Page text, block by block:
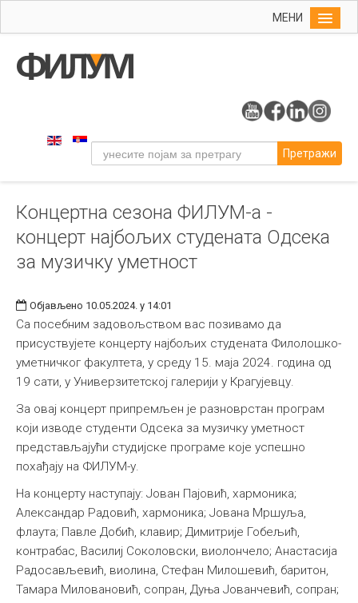
МЕНИ
Упис
Уметност
Музичка уметност
Примењена и ликовна уметност
Галерија
Библиотека
Студенти
Међународна
Претражи
Концертна сезона ФИЛУМ-а -
концерт најбољих студената Одсека
за музичку уметност
Објављено 10.05.2024. у 14:01
Са посебним задовољством вас позивамо да
присуствујете концерту најбољих студената Филолошко-
уметничког факултета, у среду 15. маја 2024. година од
19 сати, у Универзитетској галерији у Крагујевцу.
За овај концерт припремљен је разноврстан програм
који изводе студенти Одсека за музичку уметност
представљајући студијске програме које успешно
похађају на ФИЛУМ-у.
На концерту наступају: Јован Пајовић, хармоника;
Александар Радовић, хармоника; Јована Мршуља,
флаута; Павле Добић, клавир; Димитрије Гобељић,
контрабас, Василиј Соколовски, виолончело; Анастасија
Радосављевић, виолина, Стефан Милошевић, баритон,
Тамара Миловановић, сопран, Дуња Јованчевић, сопран;